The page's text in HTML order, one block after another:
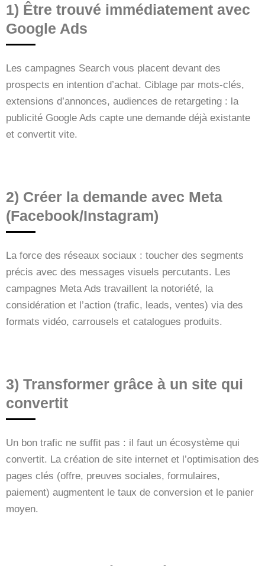
1) Être trouvé immédiatement avec
Google Ads
Les campagnes Search vous placent devant des
prospects en intention d’achat. Ciblage par mots-clés,
extensions d’annonces, audiences de retargeting : la
publicité Google Ads capte une demande déjà existante
et convertit vite.
2) Créer la demande avec Meta
(Facebook/Instagram)
La force des réseaux sociaux : toucher des segments
précis avec des messages visuels percutants. Les
campagnes Meta Ads travaillent la notoriété, la
considération et l’action (trafic, leads, ventes) via des
formats vidéo, carrousels et catalogues produits.
3) Transformer grâce à un site qui
convertit
Un bon trafic ne suffit pas : il faut un écosystème qui
convertit. La création de site internet et l’optimisation des
pages clés (offre, preuves sociales, formulaires,
paiement) augmentent le taux de conversion et le panier
moyen.